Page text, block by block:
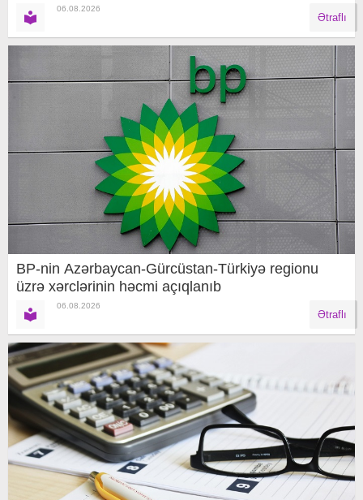
06.08.2026
Ətraflı
BP-nin Azərbaycan-Gürcüstan-Türkiyə regionu
üzrə xərclərinin həcmi açıqlanıb
06.08.2026
Ətraflı